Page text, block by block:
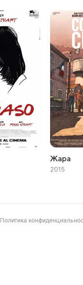
Жара
2015
Политика